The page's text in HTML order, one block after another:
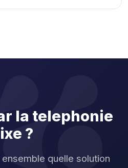
la telephonie
?
quelle solution